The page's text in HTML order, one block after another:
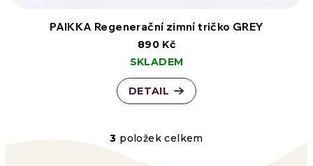
PAIKKA Regenerační zimní tričko GREY
890 Kč
SKLADEM
DETAIL
O
3 položek celkem